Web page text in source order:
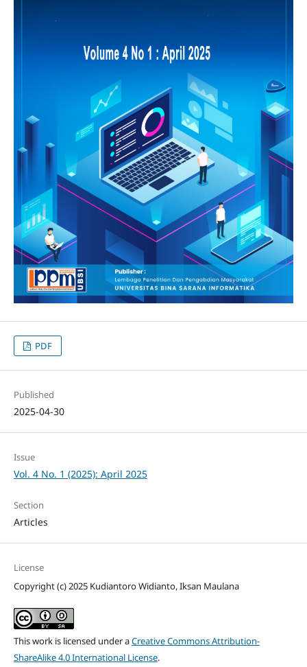
PDF
Published
2025-04-30
Issue
Vol. 4 No. 1 (2025): April 2025
Section
Articles
License
Copyright (c) 2025 Kudiantoro Widianto, Iksan Maulana
This work is licensed under aCreative Commons Attribution-
ShareAlike 4.0 International License.